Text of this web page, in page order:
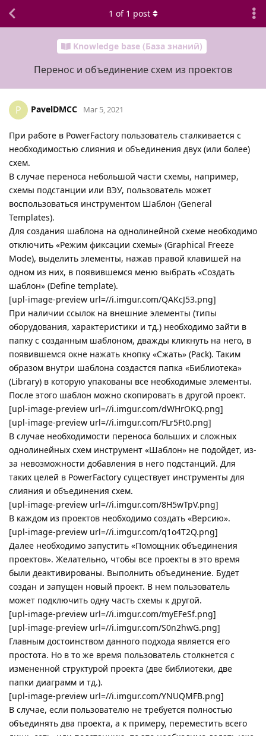
Knowledge base (База знаний)
Перенос и объединение схем из проектов
1 of 1 post
P PavelDMCC Mar 5, 2021
При работе в PowerFactory пользователь сталкивается с
необходимостью слияния и объединения двух (или более)
схем.
В случае переноса небольшой части схемы, например,
схемы подстанции или ВЭУ, пользователь может
воспользоваться инструментом Шаблон (General
Templates).
Для создания шаблона на однолинейной схеме необходимо
отключить «Режим фиксации схемы» (Graphical Freeze
Mode), выделить элементы, нажав правой клавишей на
одном из них, в появившемся меню выбрать «Создать
шаблон» (Define template).
[upl-image-preview url=//i.imgur.com/QAKcJ53.png]
При наличии ссылок на внешние элементы (типы
оборудования, характеристики и тд.) необходимо зайти в
папку с созданным шаблоном, дважды кликнуть на него, в
появившемся окне нажать кнопку «Сжать» (Pack). Таким
образом внутри шаблона создастся папка «Библиотека»
(Library) в которую упакованы все необходимые элементы.
После этого шаблон можно скопировать в другой проект.
[upl-image-preview url=//i.imgur.com/dWHrOKQ.png]
[upl-image-preview url=//i.imgur.com/FLr5Ft0.png]
В случае необходимости переноса больших и сложных
однолинейных схем инструмент «Шаблон» не подойдет, из-
за невозможности добавления в него подстанций. Для
таких целей в PowerFactory существует инструменты для
слияния и объединения схем.
[upl-image-preview url=//i.imgur.com/8H5wTpV.png]
В каждом из проектов необходимо создать «Версию».
[upl-image-preview url=//i.imgur.com/q1o4T2Q.png]
Далее необходимо запустить «Помощник объединения
проектов». Желательно, чтобы все проекты в это время
были деактивированы. Выполнить объединение. Будет
создан и запущен новый проект. В нем пользователь
может подключить одну часть схемы к другой.
[upl-image-preview url=//i.imgur.com/myEFeSf.png]
[upl-image-preview url=//i.imgur.com/S0n2hwG.png]
Главным достоинством данного подхода является его
простота. Но в то же время пользователь столкнется с
измененной структурой проекта (две библиотеки, две
папки диаграмм и тд.).
[upl-image-preview url=//i.imgur.com/YNUQMFB.png]
В случае, если пользователю не требуется полностью
объединять два проекта, а к примеру, переместить всего